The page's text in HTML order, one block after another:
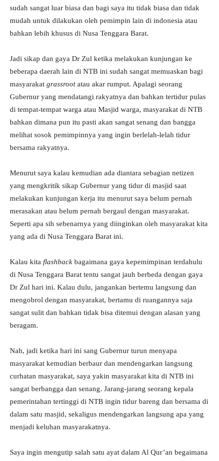
sudah sangat luar biasa dan bagi saya itu tidak biasa dan tidak
mudah untuk dilakukan oleh pemimpin lain di indonesia atau
bahkan lebih khusus di Nusa Tenggara Barat.
Jadi sikap dan gaya Dr Zul ketika melakukan kunjungan ke
beberapa daerah lain di NTB ini sudah sangat memuaskan bagi
masyarakat grassrootatau akar rumput. Apalagi seorang
Gubernur yang mendatangi rakyatnya dan bahkan tertidur pulas
di tempat-tempat warga atau Masjid warga, masyarakat di NTB
bahkan dimana pun itu pasti akan sangat senang dan bangga
melihat sosok pemimpinnya yang ingin berlelah-lelah tidur
bersama rakyatnya.
Menurut saya kalau kemudian ada diantara sebagian netizen
yang mengkritik sikap Gubernur yang tidur di masjid saat
melakukan kunjungan kerja itu menurut saya belum pernah
merasakan atau belum pernah bergaul dengan masyarakat.
Seperti apa sih sebenarnya yang diinginkan oleh masyarakat kita
yang ada di Nusa Tenggara Barat ini.
Kalau kita flashback bagaimana gaya kepemimpinan terdahulu
di Nusa Tenggara Barat tentu sangat jauh berbeda dengan gaya
Dr Zul hari ini. Kalau dulu, jangankan bertemu langsung dan
mengobrol dengan masyarakat, bertamu di ruangannya saja
sangat sulit dan bahkan tidak bisa ditemui dengan alasan yang
beragam.
Nah, jadi ketika hari ini sang Gubernur turun menyapa
masyarakat kemudian berbaur dan mendengarkan langsung
curhatan masyarakat, saya yakin masyarakat kita di NTB ini
sangat berbangga dan senang. Jarang-jarang seorang kepala
pemerintahan tertinggi di NTB ingin tidur bareng dan bersama di
dalam satu masjid, sekaligus mendengarkan langsung apa yang
menjadi keluhan masyarakatnya.
Saya ingin mengutip salah satu ayat dalam Al Qur’an begaimana